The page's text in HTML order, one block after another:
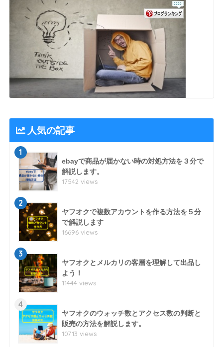
人気の記事
1
ebayで商品が届かない時の対処方法を３分で
解説します。
17542 views
2
ヤフオクで複数アカウントを作る方法を５分
で解説します
16696 views
3
ヤフオクとメルカリの客層を理解して出品し
よう！
11444 views
4
ヤフオクのウォッチ数とアクセス数の判断と
販売の方法を解説します。
10713 views